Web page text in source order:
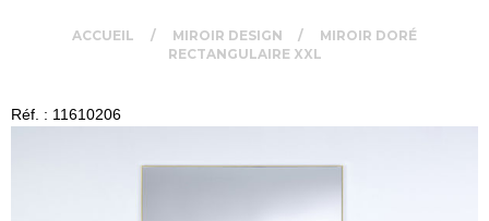
ACCUEIL MIROIR DESIGN
MIROIR DORÉ
RECTANGULAIRE XXL
Réf. : 11610206